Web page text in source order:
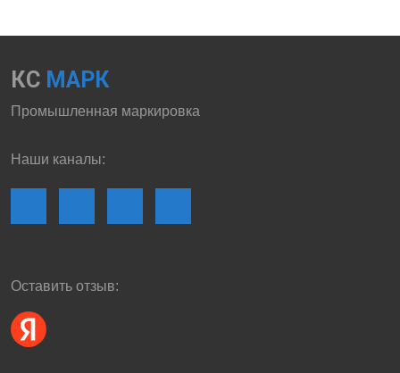
КС МАРК
Промышленная маркировка
Наши каналы:
Оставить отзыв: